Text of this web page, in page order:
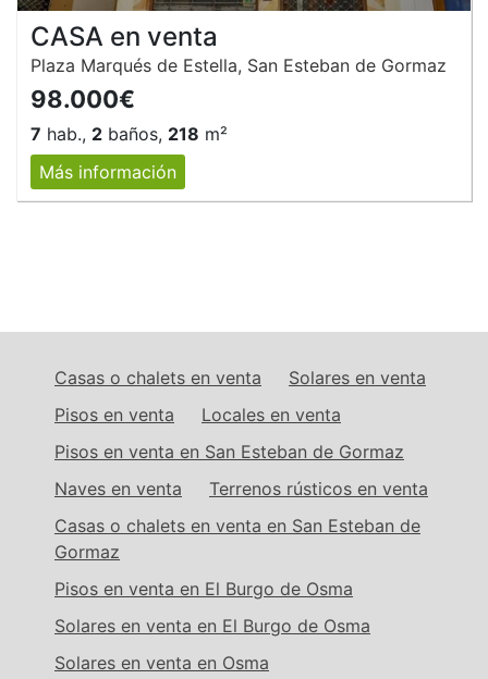
CASA en venta
Plaza Marqués de Estella, San Esteban de Gormaz
98.000€
7 hab., 2 baños, 218 m²
Más información
Casas o chalets en venta
Solares en venta
Pisos en venta
Locales en venta
Pisos en venta en San Esteban de Gormaz
Naves en venta
Terrenos rústicos en venta
Casas o chalets en venta en San Esteban de
Gormaz
Pisos en venta en El Burgo de Osma
Solares en venta en El Burgo de Osma
Solares en venta en Osma